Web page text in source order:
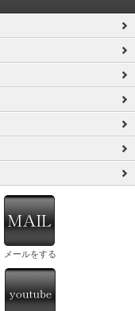
メールをする